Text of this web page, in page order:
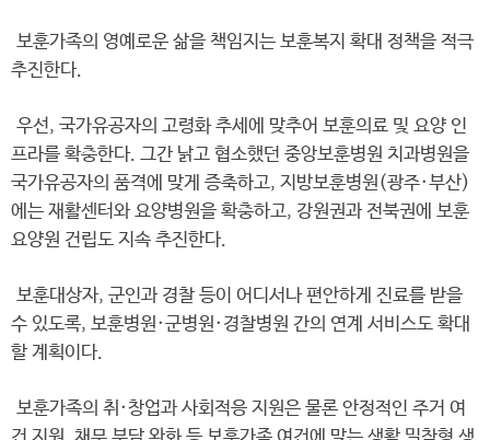
보훈가족의 영예로운 삶을 책임지는 보훈복지 확대 정책을 적극
추진한다.
우선, 국가유공자의 고령화 추세에 맞추어 보훈의료 및 요양 인
프라를 확충한다. 그간 낡고 협소했던 중앙보훈병원 치과병원을
국가유공자의 품격에 맞게 증축하고, 지방보훈병원(광주·부산)
에는 재활센터와 요양병원을 확충하고, 강원권과 전북권에 보훈
요양원 건립도 지속 추진한다.
보훈대상자, 군인과 경찰 등이 어디서나 편안하게 진료를 받을
수 있도록, 보훈병원·군병원·경찰병원 간의 연계 서비스도 확대
할 계획이다.
보훈가족의 취·창업과 사회적응 지원은 물론 안정적인 주거 여